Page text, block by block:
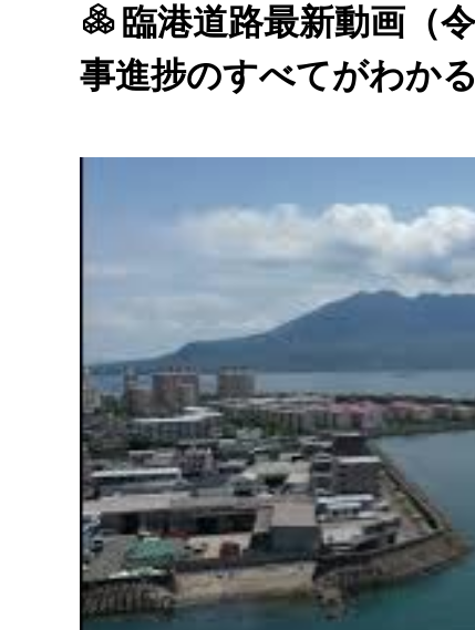
臨港道路最新動画（
事進捗のすべてがわかる